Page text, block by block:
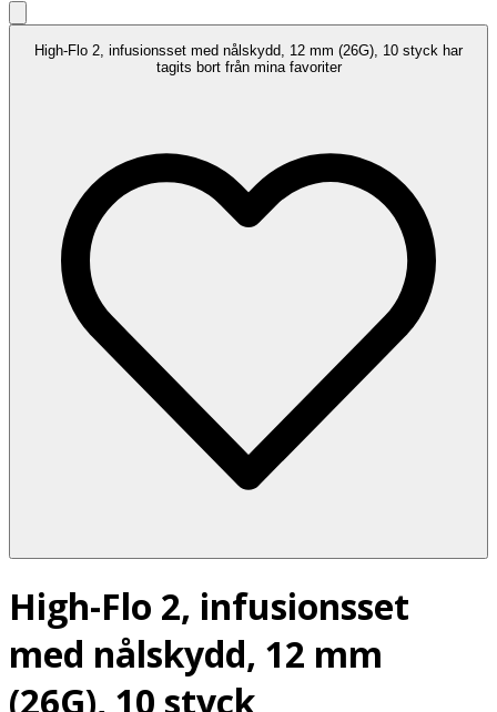
High-Flo 2, infusionsset med nålskydd, 12 mm (26G), 10 styck har
tagits bort från mina favoriter
High-Flo 2, infusionsset
med nålskydd, 12 mm
(26G), 10 styck